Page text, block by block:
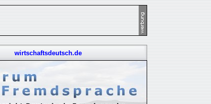
wirtschaftsdeutsch.de